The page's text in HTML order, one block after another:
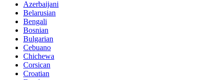
Azerbaijani
Belarusian
Bengali
Bosnian
Bulgarian
Cebuano
Chichewa
Corsican
Croatian